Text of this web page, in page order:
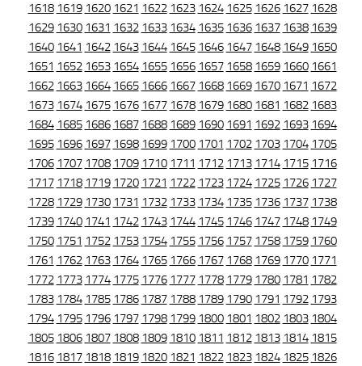
1618 1619 1620 1621 1622 1623 1624 1625 1626 1627 1628
1629 1630 1631 1632 1633 1634 1635 1636 1637 1638 1639
1640 1641 1642 1643 1644 1645 1646 1647 1648 1649 1650
1651 1652 1653 1654 1655 1656 1657 1658 1659 1660 1661
1662 1663 1664 1665 1666 1667 1668 1669 1670 1671 1672
1673 1674 1675 1676 1677 1678 1679 1680 1681 1682 1683
1684 1685 1686 1687 1688 1689 1690 1691 1692 1693 1694
1695 1696 1697 1698 1699 1700 1701 1702 1703 1704 1705
1706 1707 1708 1709 1710 1711 1712 1713 1714 1715 1716
1717 1718 1719 1720 1721 1722 1723 1724 1725 1726 1727
1728 1729 1730 1731 1732 1733 1734 1735 1736 1737 1738
1739 1740 1741 1742 1743 1744 1745 1746 1747 1748 1749
1750 1751 1752 1753 1754 1755 1756 1757 1758 1759 1760
1761 1762 1763 1764 1765 1766 1767 1768 1769 1770 1771
1772 1773 1774 1775 1776 1777 1778 1779 1780 1781 1782
1783 1784 1785 1786 1787 1788 1789 1790 1791 1792 1793
1794 1795 1796 1797 1798 1799 1800 1801 1802 1803 1804
1805 1806 1807 1808 1809 1810 1811 1812 1813 1814 1815
1816 1817 1818 1819 1820 1821 1822 1823 1824 1825 1826